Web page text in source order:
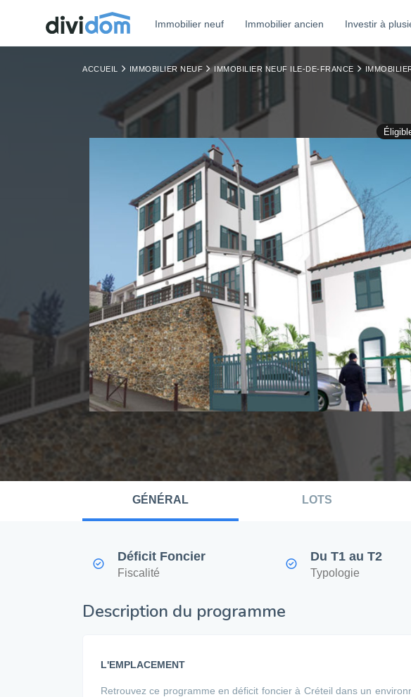
Immobilier neuf Immobilier ancien Investir à
ACCUEIL IMMOBILIER NEUF IMMOBILIER NEUF ILE-DE-FRANCE
GÉNÉRAL LOTS
Déficit Foncier
Fiscalité
Du T1 au T2
Typologie
Description du programme
L'EMPLACEMENT
Retrouvez ce programme en déficit foncier à Créteil dans un